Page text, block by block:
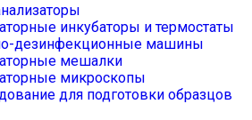
инкубаторы и термостаты
дезинфекционные машины
мешалки
микроскопы
для подготовки образцов